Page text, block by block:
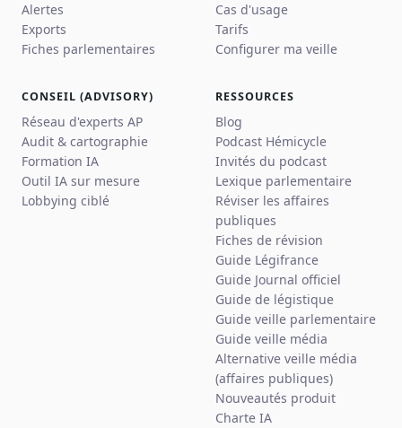
Alertes
Exports
Fiches parlementaires
Cas d'usage
Tarifs
Configurer ma veille
CONSEIL (ADVISORY)
Réseau d'experts AP
Audit & cartographie
Formation IA
Outil IA sur mesure
Lobbying ciblé
RESSOURCES
Blog
Podcast Hémicycle
Invités du podcast
Lexique parlementaire
Réviser les affaires
publiques
Fiches de révision
Guide Légifrance
Guide Journal officiel
Guide de légistique
Guide veille parlementaire
Guide veille média
Alternative veille média
(affaires publiques)
Nouveautés produit
Charte IA